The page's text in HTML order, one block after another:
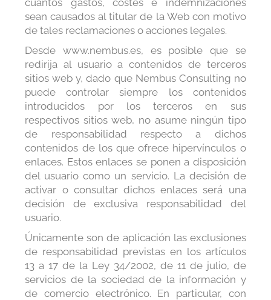
cuantos gastos, costes e indemnizaciones
sean causados al titular de la Web con motivo
de tales reclamaciones o acciones legales.
Desde www.nembus.es, es posible que se
redirija al usuario a contenidos de terceros
sitios web y, dado que Nembus Consulting no
puede controlar siempre los contenidos
introducidos por los terceros en sus
respectivos sitios web, no asume ningún tipo
de responsabilidad respecto a dichos
contenidos de los que ofrece hipervínculos o
enlaces. Estos enlaces se ponen a disposición
del usuario como un servicio. La decisión de
activar o consultar dichos enlaces será una
decisión de exclusiva responsabilidad del
usuario.
Únicamente son de aplicación las exclusiones
de responsabilidad previstas en los artículos
13 a 17 de la Ley 34/2002, de 11 de julio, de
servicios de la sociedad de la información y
de comercio electrónico. En particular, con